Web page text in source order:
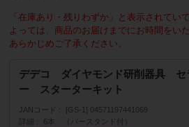
「在庫あり・残りわずか」と表示されてい
よっては、商品のお届けまでにお時間をい
あらかじめご了承ください。
デデコ ダイヤモンド研削器具 セ
ー スターターキット
JANコード
[GS-1] 04571197441069
6本 （バースタンド付）